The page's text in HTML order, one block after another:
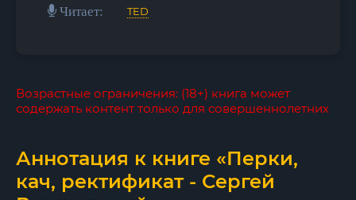
Читает: TED
Возрастные ограничения: (18+) книга может
содержать контент только для совершеннолетних
Аннотация к книге «Перки,
кач, ректификат - Сергей